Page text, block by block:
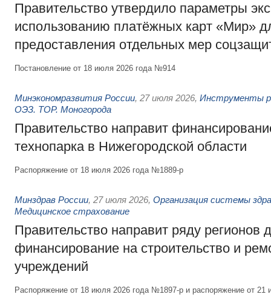
Правительство утвердило параметры
использованию платёжных карт «Мир»
предоставления отдельных мер
Постановление от 18 июля 2026 года №914
Минэкономразвития России, 27 июля 2026, Инструменты
ОЭЗ. ТОР. Моногорода
Правительство направит
технопарка в Нижегородской области
Распоряжение от 18 июля 2026 года №1889-р
Минздрав России, 27 июля 2026, Организация системы
Медицинское страхование
Правительство направит ряду регионов
финансирование на строительство и
учреждений
Распоряжение от 18 июля 2026 года №1897-р и распоряжение от